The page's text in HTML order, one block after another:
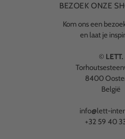
BEZOEK ONZE
Kom ons een
en laat je
© LETT.
8400
België
info@lett-
+32 59 40